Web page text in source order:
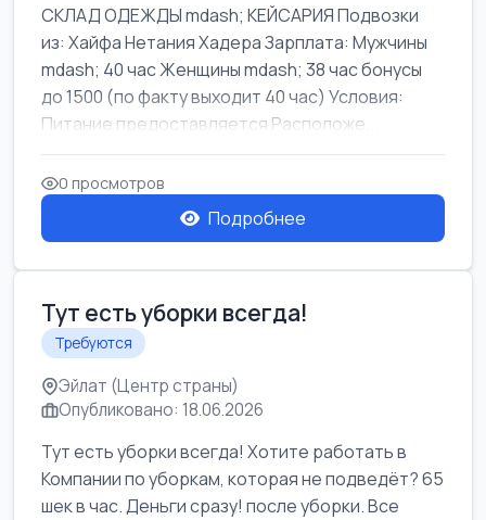
СКЛАД ОДЕЖДЫ mdash; КЕЙСАРИЯ Подвозки
из: Хайфа Нетания Хадера Зарплата: Мужчины
mdash; 40 час Женщины mdash; 38 час бонусы
до 1500 (по факту выходит 40 час) Условия:
Питание предоставляется Расположе...
0 просмотров
Подробнее
Тут есть уборки всегда!
Требуются
Эйлат (Центр страны)
Опубликовано: 18.06.2026
Тут есть уборки всегда! Хотите работать в
Компании по уборкам, которая не подведёт? 65
шек в час. Деньги сразу! после уборки. Все